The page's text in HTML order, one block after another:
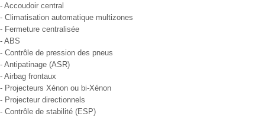
Jantes Alu
Rétroviseurs électriques dégivrants
Intérieur
Banquette 1/3-2/3
Clim automatique bi-zones
Direction assistée asservie à la vitesse
Fixations Isofix aux places arrières
Ordinateur de bord
- Accoudoir central
- Climatisation automatique multizones
- Fermeture centralisée
- ABS
- Contrôle de pression des pneus
- Antipatinage (ASR)
- Airbag frontaux
- Projecteurs Xénon ou bi-Xénon
- Projecteur directionnels
- Contrôle de stabilité (ESP)